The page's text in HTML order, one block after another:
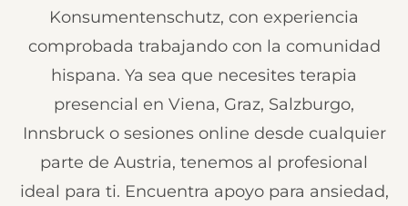
Konsumentenschutz, con experiencia
comprobada trabajando con la comunidad
hispana. Ya sea que necesites terapia
presencial en Viena, Graz, Salzburgo,
Innsbruck o sesiones online desde cualquier
parte de Austria, tenemos al profesional
ideal para ti. Encuentra apoyo para ansiedad,